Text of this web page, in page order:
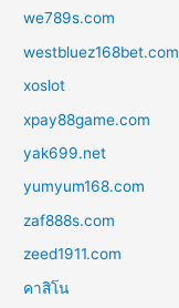
we789s.com
westbluez168bet.com
xoslot
xpay88game.com
yak699.net
yumyum168.com
zaf888s.com
zeed1911.com
คาสิโน